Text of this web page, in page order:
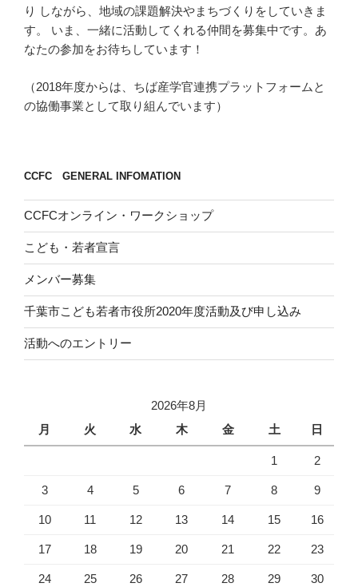
り しながら、地域の課題解決やまちづくりをしていきま
す。 いま、一緒に活動してくれる仲間を募集中です。あ
なたの参加をお待ちしています！
（2018年度からは、ちば産学官連携プラットフォームと
の協働事業として取り組んでいます）
CCFC GENERAL INFOMATION
CCFCオンライン・ワークショップ
こども・若者宣言
メンバー募集
千葉市こども若者市役所2020年度活動及び申し込み
活動へのエントリー
2026年8月
月
火 水 木 金 土 日
1 2
3 4 5 6 7 8 9
10 11 12 13 14 15 16
17 18 19 20 21 22 23
24 25 26 27 28 29 30